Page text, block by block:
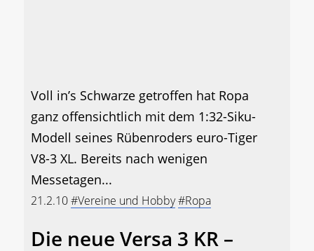
Voll in’s Schwarze getroffen hat Ropa
ganz offensichtlich mit dem 1:32-Siku-
Modell seines Rübenroders euro-Tiger
V8-3 XL. Bereits nach wenigen
Messetagen...
21.2.10#Vereine und Hobby#Ropa
Die neue Versa 3 KR –